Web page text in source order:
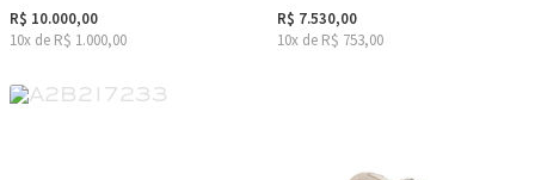
R$ 10.000,00
10x de R$ 1.000,00
R$ 7.530,00
10x de R$ 753,00